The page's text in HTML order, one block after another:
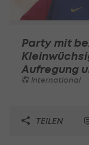
Party mit
Aufregung
International
TEILEN